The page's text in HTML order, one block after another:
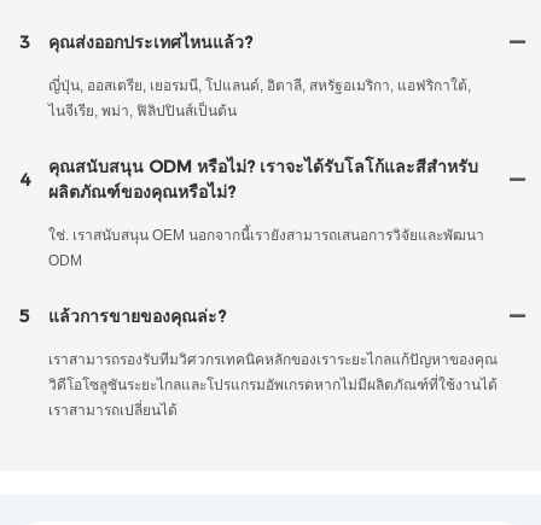
3 คุณส่งออกประเทศไหนแล้ว?
ญี่ปุ่น, ออสเตรีย, เยอรมนี, โปแลนด์, อิตาลี, สหรัฐอเมริกา, แอฟริกาใต้,
ไนจีเรีย, พม่า, ฟิลิปปินส์เป็นต้น
4
คุณสนับสนุน ODM หรือไม่? เราจะได้รับโลโก้และสีสำหรับ
ผลิตภัณฑ์ของคุณหรือไม่?
ใช่. เราสนับสนุน OEM นอกจากนี้เรายังสามารถเสนอการวิจัยและพัฒนา
ODM
5 แล้วการขายของคุณล่ะ?
เราสามารถรองรับทีมวิศวกรเทคนิคหลักของเราระยะไกลแก้ปัญหาของคุณ
วิดีโอโซลูชันระยะไกลและโปรแกรมอัพเกรดหากไม่มีผลิตภัณฑ์ที่ใช้งานได้
เราสามารถเปลี่ยนได้